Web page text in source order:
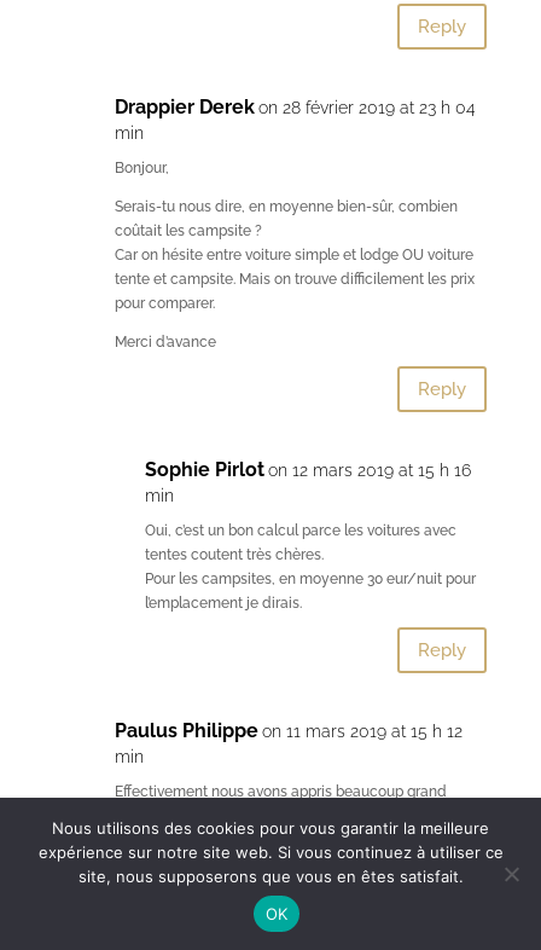
Reply
Drappier Derek on 28 février 2019 at 23 h 04
min
Bonjour,
Serais-tu nous dire, en moyenne bien-sûr, combien
coûtait les campsite ?
Car on hésite entre voiture simple et lodge OU voiture
tente et campsite. Mais on trouve difficilement les prix
pour comparer.
Merci d’avance
Reply
Sophie Pirlot on 12 mars 2019 at 15 h 16
min
Oui, c’est un bon calcul parce les voitures avec
tentes coutent très chères.
Pour les campsites, en moyenne 30 eur/nuit pour
l’emplacement je dirais.
Reply
Paulus Philippe on 11 mars 2019 at 15 h 12
min
Effectivement nous avons appris beaucoup grand
Une question quand même….
toute l’Afrique par étape et en 2cv Citroën
Nous sommes aujourd’hui à Pointe Noire au Congo
mais envisageons décembre en Namibie.
Nous utilisons des cookies pour vous garantir la meilleure
expérience sur notre site web. Si vous continuez à utiliser ce
site, nous supposerons que vous en êtes satisfait.
OK